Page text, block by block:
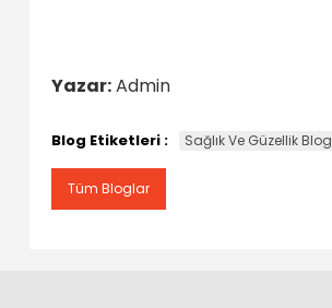
Yazar:Admin
Blog Etiketleri : Sağlık Ve Güzellik Blog
Tüm Bloglar